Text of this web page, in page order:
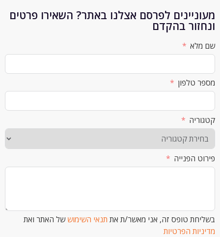
לפרסם אצלנו באתר? השאירו פרטים
בהקדם
טופס זה, אני מאשר/ת אתתנאי השימוש של האתר ואת
הפרטיות